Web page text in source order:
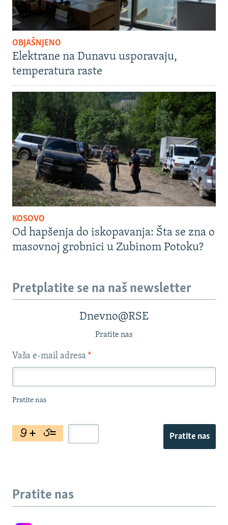
OBJAŠNJENO
Elektrane na Dunavu usporavaju,
temperatura raste
KOSOVO
Od hapšenja do iskopavanja: Šta se zna o
masovnoj grobnici u Zubinom Potoku?
Pretplatite se na naš newsletter
Dnevno@RSE
Pratite nas
Vaša e-mail adresa *
Pratite nas
Pratite nas
Pratite nas